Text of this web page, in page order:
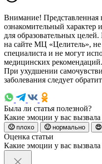
Внимание! Представленная
ознакомительный характер
для образовательных
на сайте МЦ «Целитель», не
специалиста и не могут
медицинских
При ухудшении
заболевания следует
Была ли статья полезной?
Какие эмоции у вас вызвала
🙁 плохо 🙂 нормально 😍
Оценка статьи
Какие эмоции у вас вызвала